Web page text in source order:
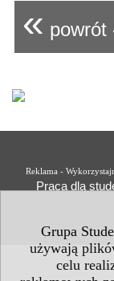
Grupa
używają
celu
« powrót
Reklama -
Praca dla